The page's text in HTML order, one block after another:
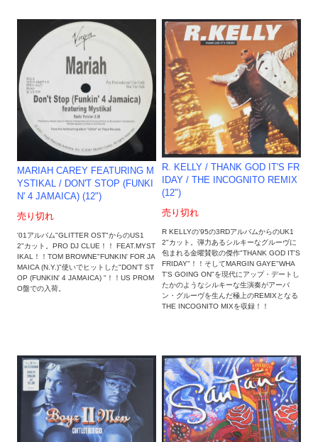
MARIAH CAREY FEATURING M
YSTIKAL / DON'T STOP (FUNKI
N' 4 JAMAICA) (12")
売り切れ
'01アルバム"GLITTER OST"からのUS1
2"カット。PRO DJ CLUE！！ FEAT.MYST
IKAL！！TOM BROWNE"FUNKIN' FOR JA
MAICA (N.Y.)"使いでヒットした"DON'T ST
OP (FUNKIN' 4 JAMAICA) "！！US PROM
O盤での入荷。
R. KELLY / THANK GOD IT'S FR
IDAY / THE INCOGNITO REMIX
(12")
売り切れ
R KELLYの'95の3RDアルバムからのUK1
2"カット。弾力あるシルキーなグルーヴに
包まれる金曜賛歌の傑作"THANK GOD IT'S
FRIDAY"！！そしてMARGIN GAYE"WHA
T'S GOING ON"を現代にアップ・デートし
たかのようなシルキーな生演奏がアーバ
ン・グルーヴを生んだ極上のREMIXとなる
THE INCOGNITO MIXを収録！！